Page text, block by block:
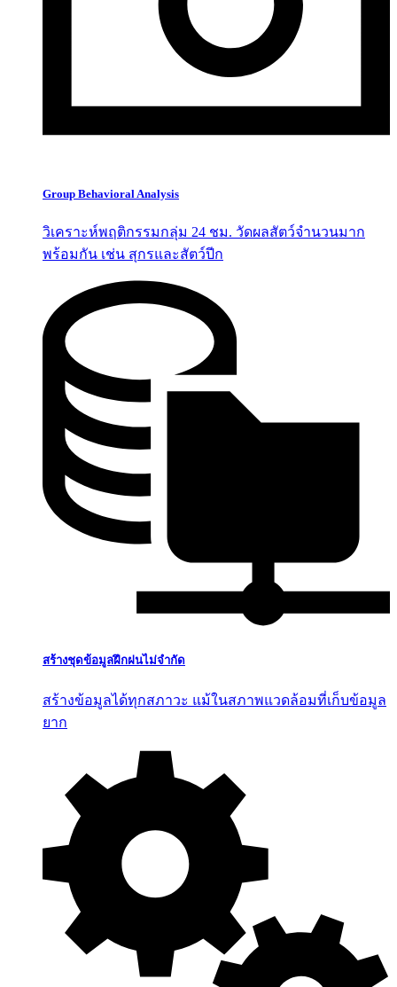
Group Behavioral Analysis
วิเคราะห์พฤติกรรมกลุ่ม 24 ชม. วัดผลสัตว์จำนวนมาก
พร้อมกัน เช่น สุกรและสัตว์ปีก
สร้างชุดข้อมูลฝึกฝนไม่จำกัด
สร้างข้อมูลได้ทุกสภาวะ แม้ในสภาพแวดล้อมที่เก็บข้อมูล
ยาก